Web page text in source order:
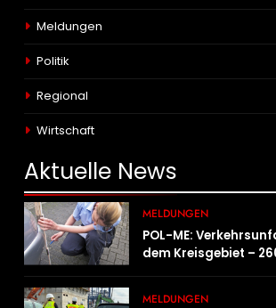
Meldungen
Politik
Regional
Wirtschaft
Aktuelle News
MELDUNGEN
POL-ME:
dem Kreisgebiet –
MELDUNGEN